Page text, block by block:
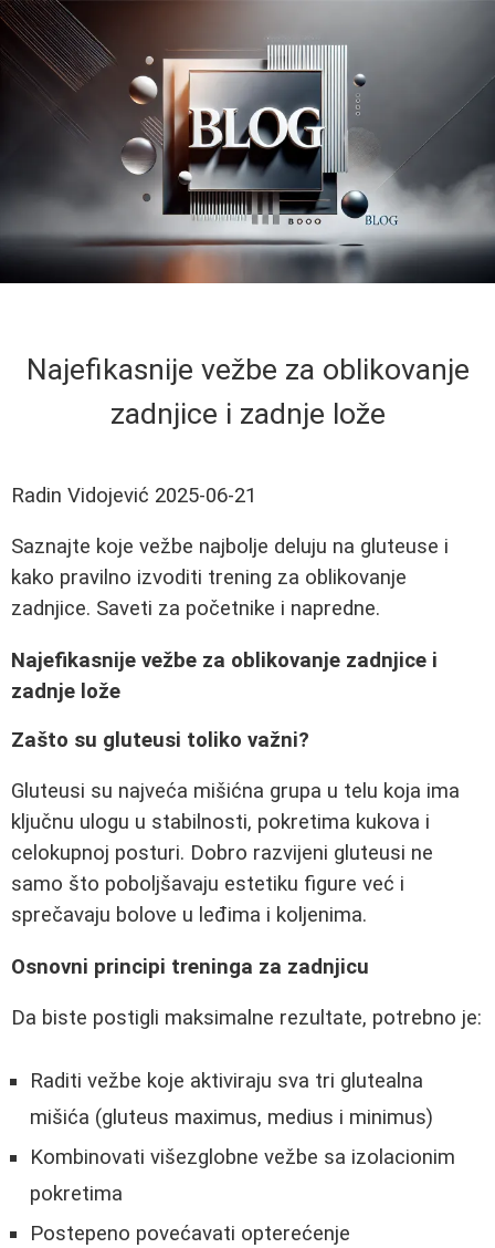
Najefikasnije vežbe za oblikovanje
zadnjice i zadnje lože
Radin Vidojević 2025-06-21
Saznajte koje vežbe najbolje deluju na gluteuse i
kako pravilno izvoditi trening za oblikovanje
zadnjice. Saveti za početnike i napredne.
Najefikasnije vežbe za oblikovanje zadnjice i
zadnje lože
Zašto su gluteusi toliko važni?
Gluteusi su najveća mišićna grupa u telu koja ima
ključnu ulogu u stabilnosti, pokretima kukova i
celokupnoj posturi. Dobro razvijeni gluteusi ne
samo što poboljšavaju estetiku figure već i
sprečavaju bolove u leđima i koljenima.
Osnovni principi treninga za zadnjicu
Da biste postigli maksimalne rezultate, potrebno je:
Raditi vežbe koje aktiviraju sva tri glutealna
mišića (gluteus maximus, medius i minimus)
Kombinovati višezglobne vežbe sa izolacionim
pokretima
Postepeno povećavati opterećenje